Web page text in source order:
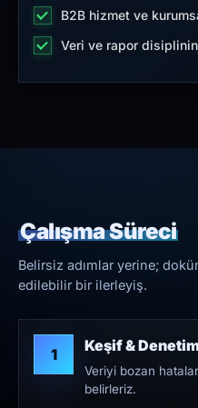
B2B hizmet ve
Veri ve rapor
Çalışma Süreci
Belirsiz adımlar yerine;
edilebilir bir ilerleyiş.
1 Keşif &
Veriyi bozan
belirleriz.